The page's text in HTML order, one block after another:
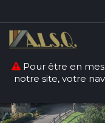
Pour être en
notre site, votre